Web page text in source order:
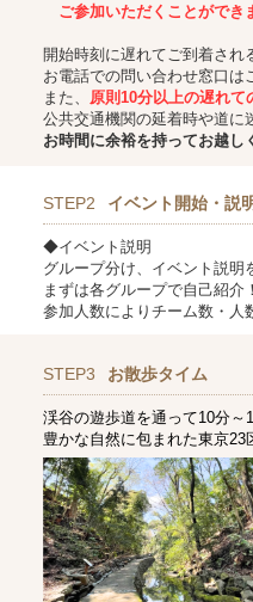
ご参加いただくことができ
開始時刻に遅れてご到着され
お電話での問い合わせ窓口は
また、 原則10分以上の遅れて
公共交通機関の延着時や道に
お時間に余裕を持ってお越し
STEP2 イベント開始・説
◆イベント説明
グループ分け、イベント説明
まずは各グループで自己紹介！
参加人数によりチーム数・人
STEP3 お散歩タイム
渓谷の遊歩道を通って10分～
豊かな自然に包まれた東京